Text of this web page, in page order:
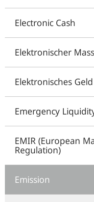
Electronic Cash
Elektronischer
Elektronisches Geld
Emergency
EMIR (European
Regulation)
Emission